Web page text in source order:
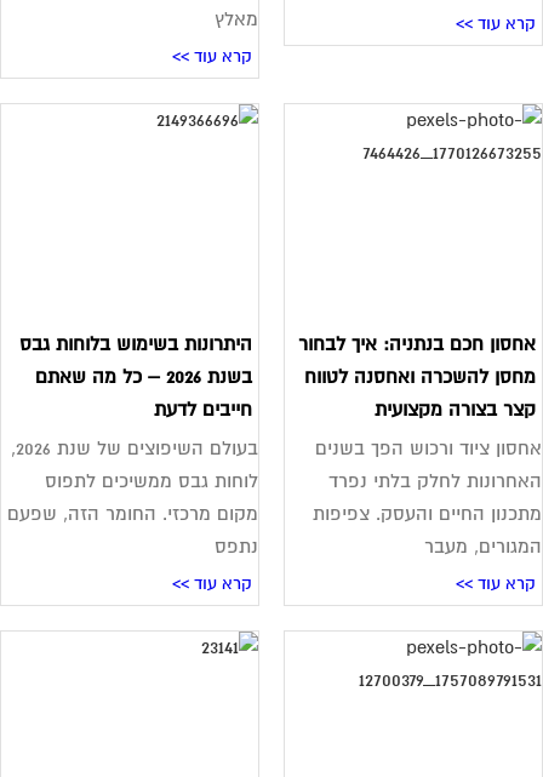
עוד >>
מאלץ
קרא עוד >>
חכם בנתניה: איך לבחור
להשכרה ואחסנה לטווח
בצורה מקצועית
ציוד ורכוש הפך בשנים
לחלק בלתי נפרד
החיים והעסק. צפיפות
מעבר
עוד >>
היתרונות בשימוש בלוחות גבס
בשנת 2026 – כל מה שאתם
חייבים לדעת
בעולם השיפוצים של שנת 2026,
לוחות גבס ממשיכים לתפוס
מקום מרכזי. החומר הזה, שפעם
נתפס
קרא עוד >>